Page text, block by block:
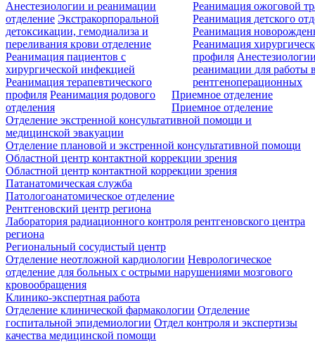
Анестезиологии и реанимации
отделение Экстракорпоральной
детоксикации, гемодиализа и
переливания крови отделение
Реанимация пациентов с
хирургической инфекцией
Реанимация терапевтического
профиля Реанимация родового
отделения
Реанимация ожоговой
Реанимация детского
Реанимация
Реанимация
профиля
реанимации для работы
рентгеноперационных
Приемное отделение
Приемное отделение
Отделение экстренной консультативной помощи и
медицинской эвакуации
Отделение плановой и экстренной консультативной помощи
Областной центр контактной коррекции зрения
Областной центр контактной коррекции зрения
Патанатомическая служба
Патологоанатомическое отделение
Рентгеновский центр региона
Лаборатория радиационного контроля рентгеновского центра
региона
Региональный сосудистый центр
Отделение неотложной кардиологии Неврологическое
отделение для больных с острыми нарушениями мозгового
кровообращения
Клинико-экспертная работа
Отделение клинической фармакологии Отделение
госпитальной эпидемиологии Отдел контроля и экспертизы
качества медицинской помощи